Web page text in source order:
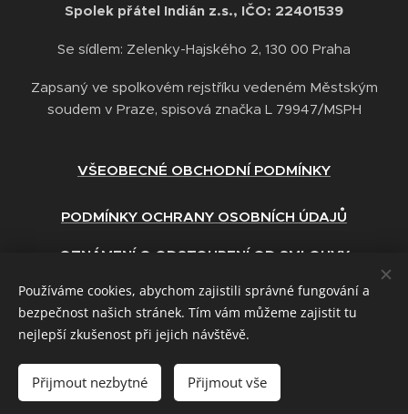
Spolek přátel Indián z.s., IČO: 22401539
Se sídlem: Zelenky-Hajského 2, 130 00 Praha
Zapsaný ve spolkovém rejstříku vedeném Městským
soudem v Praze, spisová značka L 79947/MSPH
VŠEOBECNÉ OBCHODNÍ PODMÍNKY
PODMÍNKY OCHRANY OSOBNÍCH ÚDAJŮ
OZNÁMENÍ O ODSTOUPENÍ OD SMLOUVY
ZÁSADY POUŽÍVÁNÍ COOKIES
www.indian-stezkapreziti.cz
Používáme cookies, abychom zajistili správné fungování a
bezpečnost našich stránek. Tím vám můžeme zajistit tu
nejlepší zkušenost při jejich návštěvě.
Přijmout nezbytné Přijmout vše